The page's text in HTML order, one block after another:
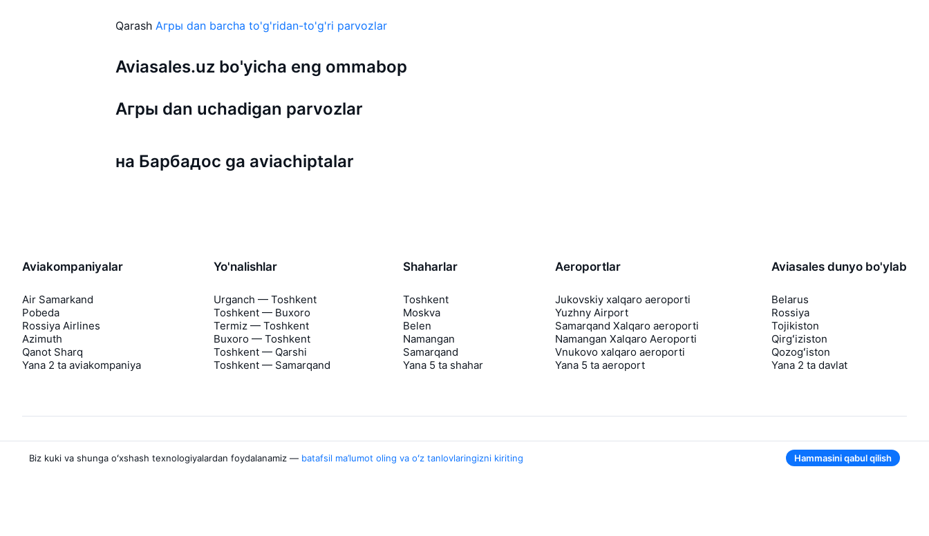
Qarash Агры dan barcha to'g'ridan-to'g'ri parvozlar
Aviasales.uz bo'yicha eng ommabop
Агры dan uchadigan parvozlar
на Барбадос ga aviachiptalar
Aviakompaniyalar
Air Samarkand
Pobeda
Rossiya Airlines
Azimuth
Qanot Sharq
Yana 2 ta aviakompaniya
Yo'nalishlar
Urganch — Toshkent
Toshkent — Buxoro
Termiz — Toshkent
Buxoro — Toshkent
Toshkent — Qarshi
Toshkent — Samarqand
Shaharlar
Toshkent
Moskva
Belen
Namangan
Samarqand
Yana 5 ta shahar
Aeroportlar
Jukovskiy xalqaro aeroporti
Yuzhny Airport
Samarqand Xalqaro aeroporti
Namangan Xalqaro Aeroporti
Vnukovo xalqaro aeroporti
Yana 5 ta aeroport
Aviasales dunyo bo'ylab
Belarus
Rossiya
Tojikiston
Qirgʻiziston
Qozogʻiston
Yana 2 ta davlat
Aviasales haqida
Biz kuki va shunga oʻxshash texnologiyalardan foydalanamiz — batafsil ma’lumot oling va oʻz tanlovlaringizni kiriting Hammasini qabul qilish